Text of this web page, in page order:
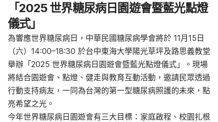
「2025 世界糖尿病日園遊會暨藍光點燈
儀式」
為響應世界糖尿病日，中華民國糖尿病學會將於 11 月15日
（六） 14:00–18:30 於台中東海大學陽光草坪及路思義教堂
舉辦「2025 世界糖尿病日園遊會暨藍光點燈儀式」。現場
將結合園遊會、點燈、健走與教育互動活動，邀請民眾透過
行動支持病友，一同為台灣的第一型糖尿病照護的未來，點
亮希望之光。
今年世界糖尿病日園遊會有三大目標：家庭啟程、校園扎根